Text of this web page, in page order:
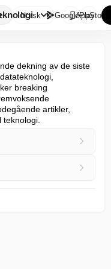
Norsk GooglePlay
AppStore
dekning av de siste
breaking
artikler,